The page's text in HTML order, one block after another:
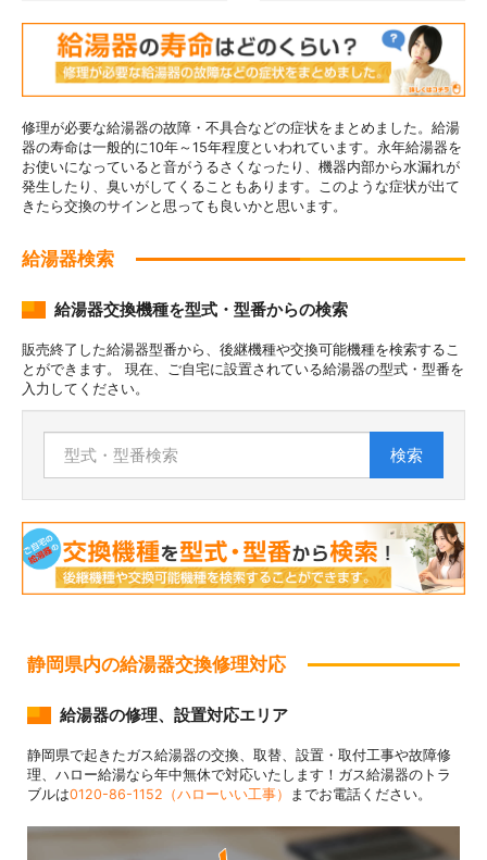
修理が必要な給湯器の故障・不具合などの症状をまとめました。給湯
器の寿命は一般的に10年～15年程度といわれています。永年給湯器を
お使いになっていると音がうるさくなったり、機器内部から水漏れが
発生したり、臭いがしてくることもあります。このような症状が出て
きたら交換のサインと思っても良いかと思います。
給湯器検索
給湯器交換機種を型式・型番からの検索
販売終了した給湯器型番から、後継機種や交換可能機種を検索するこ
とができます。 現在、ご自宅に設置されている給湯器の型式・型番を
入力してください。
検索
静岡県内の給湯器交換修理対応
給湯器の修理、設置対応エリア
静岡県で起きたガス給湯器の交換、取替、設置・取付工事や故障修
理、ハロー給湯なら年中無休で対応いたします！ガス給湯器のトラ
ブルは0120-86-1152（ハローいい工事） までお電話ください。